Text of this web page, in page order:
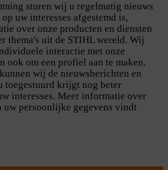
sturen wij u regelmatig nieuws
uw interesses afgestemd is,
over onze producten en diensten
thema's uit de STIHL wereld. Wij
interactie met onze
ook om een profiel aan te maken.
wij de nieuwsberichten en
toegestuurd krijgt nog beter
interesses. Meer informatie over
uw persoonlijke gegevens vindt